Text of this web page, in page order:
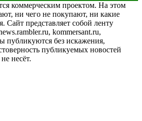
коммерческим проектом. На этом
ни чего не покупают, ни какие
Сайт представляет собой ленту
kommersant.ru,
публикуются без искажения,
публикуемых новостей
несёт.